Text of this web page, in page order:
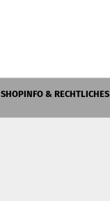
SHOPINFO & RECHTLICHES